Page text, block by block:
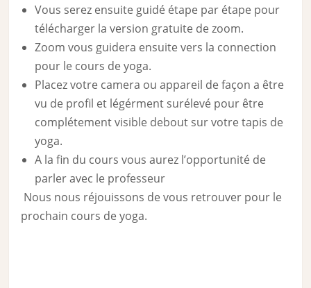
Vous serez ensuite guidé étape par étape pour
télécharger la version gratuite de zoom.
Zoom vous guidera ensuite vers la connection
pour le cours de yoga.
Placez votre camera ou appareil de façon a être
vu de profil et légérment surélevé pour être
complétement visible debout sur votre tapis de
yoga.
A la fin du cours vous aurez l’opportunité de
parler avec le professeur
Nous nous réjouissons de vous retrouver pour le
prochain cours de yoga.